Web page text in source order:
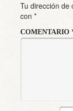
Tu dirección de
con *
COMENTARIO